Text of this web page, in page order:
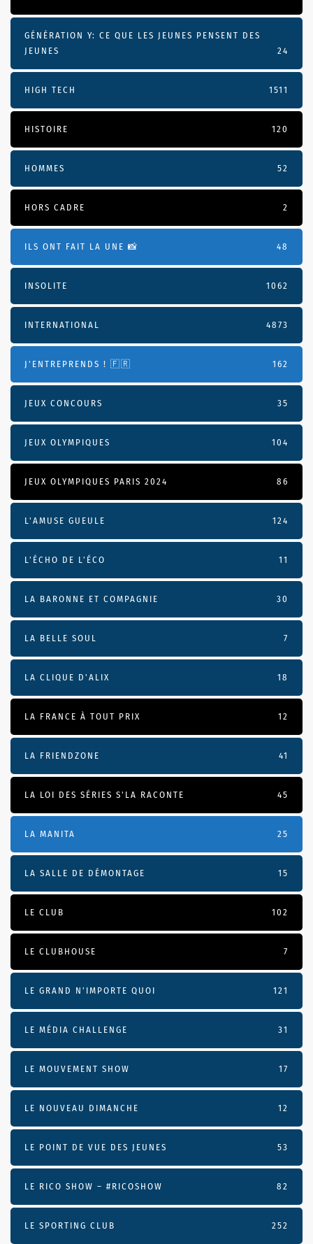
GÉNÉRATION Y: CE QUE LES JEUNES PENSENT DES
JEUNES
24
HIGH TECH 1511
HISTOIRE 120
HOMMES 52
HORS CADRE 2
ILS ONT FAIT LA UNE 📸 48
INSOLITE 1062
INTERNATIONAL 4873
J'ENTREPRENDS ! 🇫🇷 162
JEUX CONCOURS 35
JEUX OLYMPIQUES 104
JEUX OLYMPIQUES PARIS 2024 86
L'AMUSE GUEULE 124
L’ÉCHO DE L’ÉCO 11
LA BARONNE ET COMPAGNIE 30
LA BELLE SOUL 7
LA CLIQUE D'ALIX 18
LA FRANCE À TOUT PRIX 12
LA FRIENDZONE 41
LA LOI DES SÉRIES S'LA RACONTE 45
LA MANITA 25
LA SALLE DE DÉMONTAGE 15
LE CLUB 102
LE CLUBHOUSE 7
LE GRAND N’IMPORTE QUOI 121
LE MÉDIA CHALLENGE 31
LE MOUVEMENT SHOW 17
LE NOUVEAU DIMANCHE 12
LE POINT DE VUE DES JEUNES 53
LE RICO SHOW – #RICOSHOW 82
LE SPORTING CLUB 252